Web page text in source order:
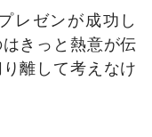
レゼンが成功し
きっと熱意が伝
離して考えなけ